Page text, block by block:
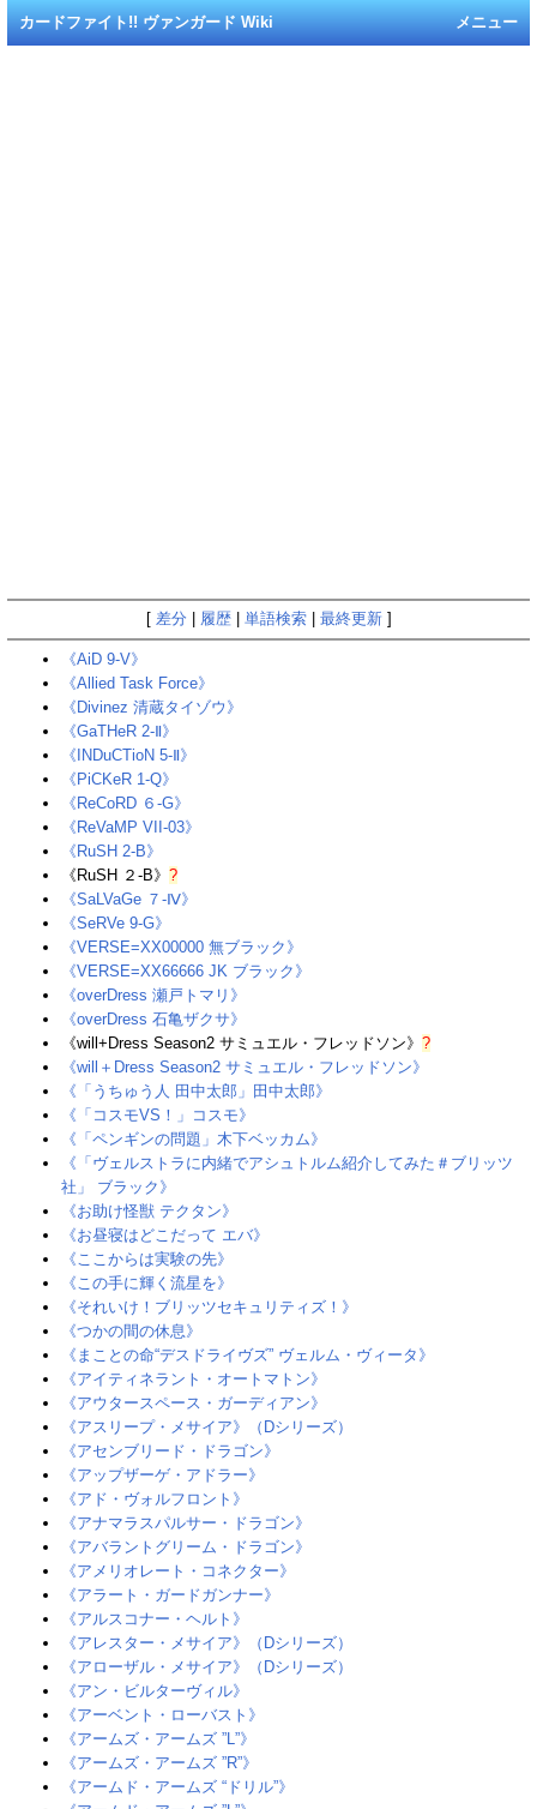
メニュー
カードファイト!! ヴァンガード Wiki
[ 差分 履歴| 単語検索| 最終更新]
《AiD 9-V》‎
《Allied Task Force》
《Divinez 清蔵タイゾウ》
《GaTHeR 2-Ⅱ》
《INDuCTioN 5-Ⅱ》
《PiCKeR 1-Q》
《ReCoRD ６-G》
《ReVaMP VII-03》‎
《RuSH 2-B》
《RuSH ２-B》 ?
《SaLVaGe ７-Ⅳ》
《SeRVe 9-G》‎
《VERSE=XX00000 無ブラック》
《VERSE=XX66666 JK ブラック》
《overDress 瀬戸トマリ》
《overDress 石亀ザクサ》‎
《will+Dress Season2 サミュエル・フレッドソン》‎ ?
《will＋Dress Season2 サミュエル・フレッドソン》‎
《「うちゅう人 田中太郎」田中太郎》
《「コスモVS！」コスモ》
《「ペンギンの問題」木下ベッカム》
《「ヴェルストラに内緒でアシュトルム紹介してみた＃ブリッツ
社」 ブラック》
《お助け怪獣 テクタン》‎
《お昼寝はどこだって エバ》‎
《ここからは実験の先》
《この手に輝く流星を》‎
《それいけ！ブリッツセキュリティズ！》
《つかの間の休息》
《まことの命“デスドライヴズ” ヴェルム・ヴィータ》
《アイティネラント・オートマトン》‎
《アウタースペース・ガーディアン》
《アスリープ・メサイア》（Dシリーズ）‎
《アセンブリード・ドラゴン》‎
《アップザーゲ・アドラー》‎
《アド・ヴォルフロント》
《アナマラスパルサー・ドラゴン》‎
《アバラントグリーム・ドラゴン》‎
《アメリオレート・コネクター》‎
《アラート・ガードガンナー》
《アルスコナー・ヘルト》‎
《アレスター・メサイア》（Dシリーズ）‎ ‎
《アローザル・メサイア》（Dシリーズ）‎‎
《アン・ビルターヴィル》
《アーベント・ローバスト》‎
《アームズ・アームズ ”L”》‎
《アームズ・アームズ ”R”》‎
《アームド・アームズ “ドリル”》‎